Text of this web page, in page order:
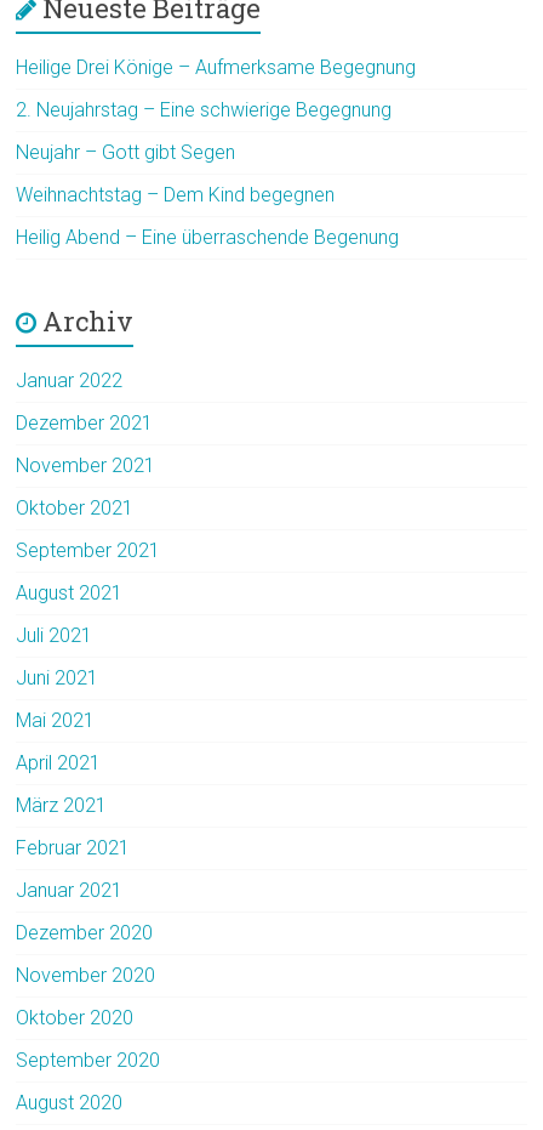
Neueste Beiträge
Heilige Drei Könige – Aufmerksame Begegnung
2. Neujahrstag – Eine schwierige Begegnung
Neujahr – Gott gibt Segen
Weihnachtstag – Dem Kind begegnen
Heilig Abend – Eine überraschende Begenung
Archiv
Januar 2022
Dezember 2021
November 2021
Oktober 2021
September 2021
August 2021
Juli 2021
Juni 2021
Mai 2021
April 2021
März 2021
Februar 2021
Januar 2021
Dezember 2020
November 2020
Oktober 2020
September 2020
August 2020